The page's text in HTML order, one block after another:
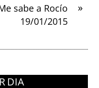
»
sabe a Rocío
19/01/2015
DIA